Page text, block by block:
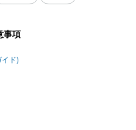
事項
ド)